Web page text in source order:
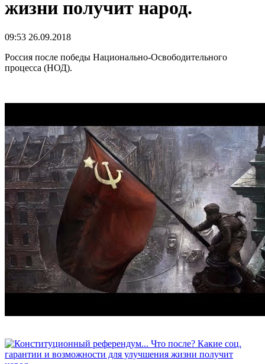
жизни получит народ.
09:53 26.09.2018
Россия после победы Национально-Освободительного
процесса (НОД).